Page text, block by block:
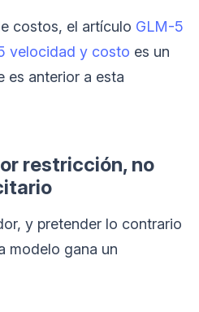
costos, el artículo GLM-5
velocidad y costo es un
es anterior a esta
restricción, no
y pretender lo contrario
modelo gana un